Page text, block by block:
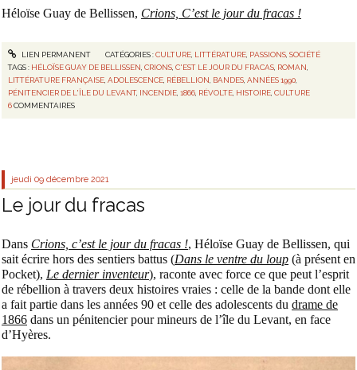
Héloïse Guay de Bellissen, Crions, C’est le jour du fracas !
LIEN PERMANENT CATÉGORIES :CULTURE, LITTÉRATURE, PASSIONS, SOCIÉTÉ
TAGS : HÉLOÏSE GUAY DE BELLISSEN ,CRIONS ,C'EST LE JOUR DU FRACAS ROMAN
LITTÉRATURE FRANÇAISE ,ADOLESCENCE RÉBELLION BANDES ,ANNÉES 1990
PÉNITENCIER DE L'ÎLE DU LEVANT, INCENDIE ,1866 RÉVOLTE HISTOIRE ,CULTURE
6COMMENTAIRES
jeudi 09 décembre 2021
Le jour du fracas
Dans Crions, c’est le jour du fracas !, Héloïse Guay de Bellissen, qui
sait écrire hors des sentiers battus (Dans le ventre du loup (à présent en
Pocket), Le dernier inventeur), raconte avec force ce que peut l’esprit
de rébellion à travers deux histoires vraies : celle de la bande dont elle
a fait partie dans les années 90 et celle des adolescents du drame de
1866 dans un pénitencier pour mineurs de l’île du Levant, en face
d’Hyères.